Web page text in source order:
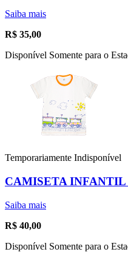
Saiba mais
R$ 35,00
Disponível Somente para o
Temporariamente Indisponível
CAMISETA
Saiba mais
R$ 40,00
Disponível Somente para o